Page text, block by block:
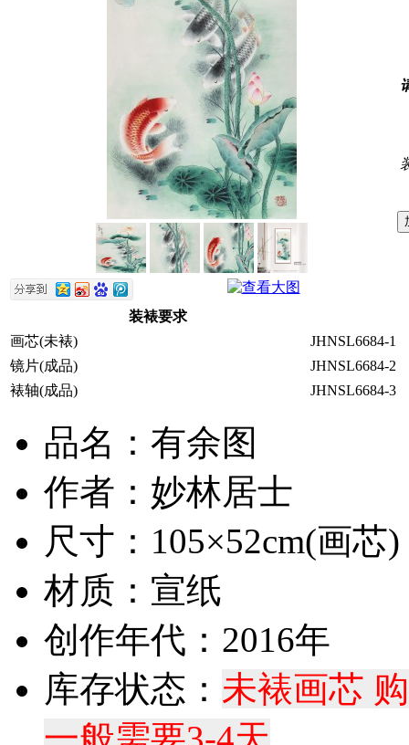
装裱要求
画芯(未裱)
JHNSL6684-1
镜片(成品)
JHNSL6684-2
裱轴(成品)
JHNSL6684-3
品名：有余图
作者：妙林居士
尺寸：105×52cm(画芯)
材质：宣纸
创作年代：2016年
库存状态： 未裱画芯